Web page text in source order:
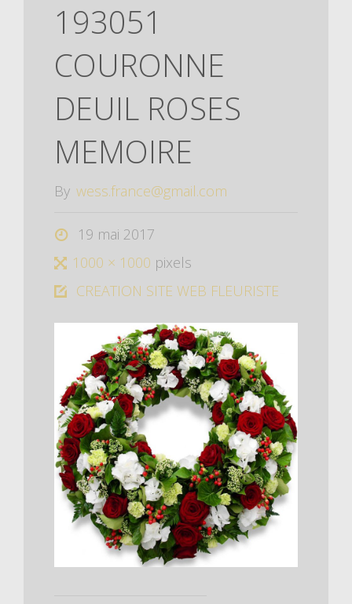
193051
COURONNE
DEUIL ROSES
MEMOIRE
By wess.france@gmail.com
19 mai 2017
1000 × 1000 pixels
CREATION SITE WEB FLEURISTE